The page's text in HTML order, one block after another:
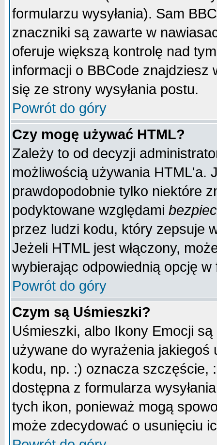
formularzu wysyłania). Sam
znaczniki są zawarte w
oferuje większą kontrolę nad
informacji o BBCode
się ze strony wysyłania postu.
Powrót do góry
Czy mogę używać HTML?
Zależy to od decyzji
możliwością używania HTML'a.
prawdopodobnie tylko niektóre
podyktowane względami
przez ludzi kodu, który zepsuje
Jeżeli HTML jest włączony,
wybierając odpowiednią opcję w
Powrót do góry
Czym są Uśmieszki?
Uśmieszki, albo Ikony Emocji
używane do wyrażenia
kodu, np. :) oznacza szczęście,
dostępna z formularza
tych ikon, ponieważ mogą
może zdecydować o usunięciu